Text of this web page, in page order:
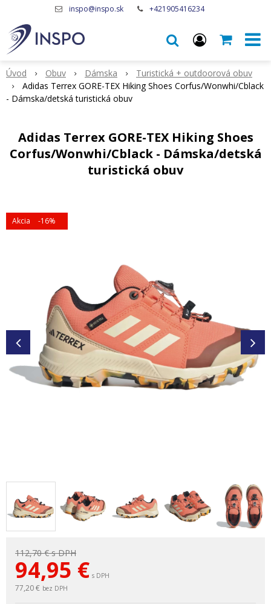
inspo@inspo.sk +421905416234
Úvod Obuv Dámska
Turistická + outdoorová obuv
Adidas Terrex GORE-TEX Hiking Shoes Corfus/Wonwhi/Cblack
- Dámska/detská turistická obuv
Adidas Terrex GORE-TEX Hiking Shoes
Corfus/Wonwhi/Cblack - Dámska/detská
turistická obuv
Akcia -16%
112,70 €s DPH
94,95 € s DPH
77,20 € bez DPH